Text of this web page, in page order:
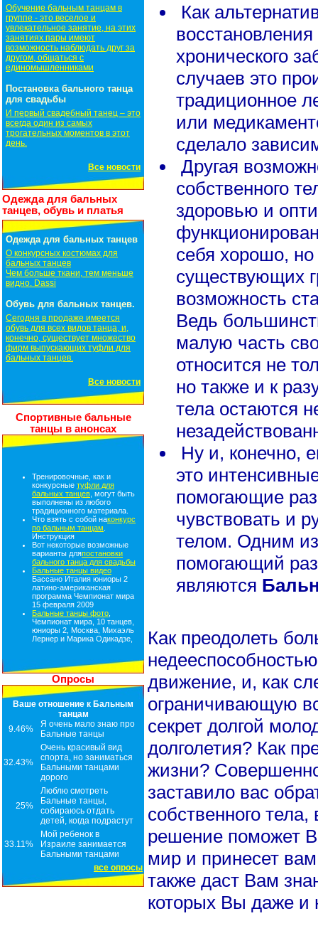
Обучение бальным танцам в
группе - это веселое и
увлекательное занятие, на этих
занятиях пары имеют
возможность наблюдать друг за
другом, общаться с
единомышленниками
Постановка бального танца
для свадьбы
И первый свадебный танец – это
всегда один из самых
трогательных моментов в этот
день.
Все новости
Одежда для бальных
танцев, обувь и платья
Одежда для бальных танцев
О конкурсных костюмах для
бальных танцев
Чем больше ткани, тем меньше
видно. Dassi
Обувь для бальных танцев.
Сегодня в продаже имеется
обувь для всех видов танца, и,
конечно, существует множество
фирм выпускающих туфли для
бальных танцев.
Все новости
Спортивные бальные
танцы в анонсах
Тренировочные, как и
конкурсные туфли для
бальных танцев , могут быть
выполнены из любого
традиционного материала.
Что взять с собой наконкурс
по бальным танцам
Инструкция
Вот некоторые возможные
варианты дляпостановки
бального танца для свадьбы
Бальные танцы видео
Бассано Италия юниоры 2
латино-американская
программа Чемпионат мира
15 февраля 2009
Бальные танцы фото
Чемпионат мира, 10 танцев,
юниоры 2, Москва, Михаэль
Лернер и Марика Одикадзе,
Опросы
Ваше отношение к Бальным
танцам
9.46%
Я очень мало знаю про
Бальные танцы
32.43%
Очень красивый вид
спорта, но заниматься
Бальными танцами
дорого
25%
Люблю смотреть
Бальные танцы,
собираюсь отдать
детей, когда подрастут
33.11%
Мой ребенок в
Израиле занимается
Бальными танцами
все опросы
Как
хронического
случаев это
традиционное
или
сделало
Другая
собственного
здоровью и
себя хорошо,
существующих
возможность
Ведь
малую часть
относится не
но также и к
тела остаются
Ну и, конечно,
это
помогающие
чувствовать и
телом. Одним
помогающий
являются
Как преодолеть
движение, и, как
ограничивающую
секрет долгой
долголетия? Как
жизни?
заставило вас
собственного
решение поможет
мир и принесет
также даст Вам
которых Вы даже и